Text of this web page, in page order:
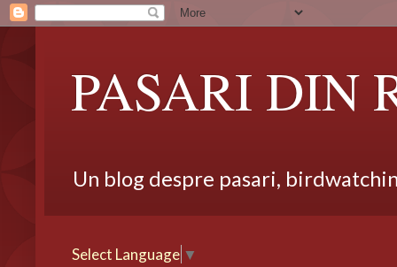
PASARI DIN
Un blog despre pasari,
Select Language ▼